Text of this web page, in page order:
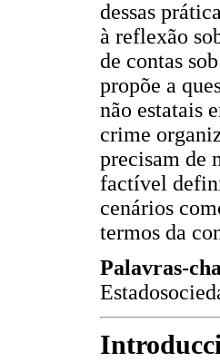
dessas
à reflexão
de contas
propõe a
não estatais
crime
precisam de
factível
cenários
termos da
Palavras-